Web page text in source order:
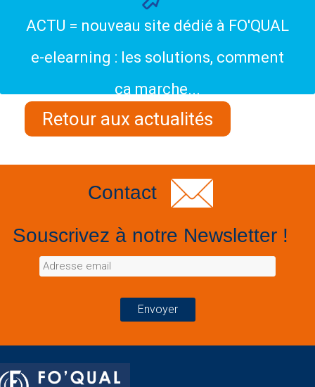
ACTU = nouveau site dédié à FO'QUAL
e-elearning : les solutions, comment
ça marche...
Retour aux actualités
Contact
Souscrivez à notre Newsletter !